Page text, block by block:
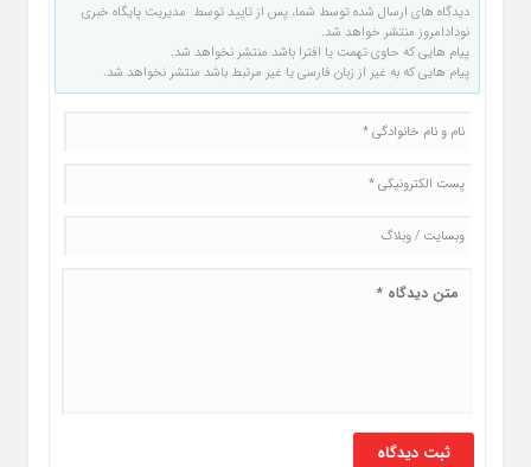
دیدگاه های ارسال شده توسط شما، پس از تایید توسط مدیریت پایگاه خبری
نودادامروز منتشر خواهد شد.
پیام هایی که حاوی تهمت یا افترا باشد منتشر نخواهد شد.
پیام هایی که به غیر از زبان فارسی یا غیر مرتبط باشد منتشر نخواهد شد.